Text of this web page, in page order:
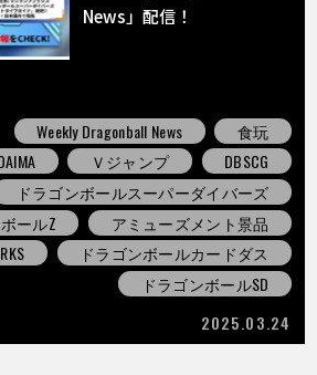
News」配信！
Weekly Dragonball News
食玩
Ｖジャンプ
DBSCG
ドラゴンボールスーパーダイバーズ
ールZ
アミューズメント景品
ドラゴンボールカードダス
ドラゴンボールSD
2025.03.24